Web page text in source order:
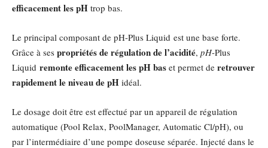
efficacement lespH trop bas.
Le principal composant de pH-Plus Liquid est une base forte.
Grâce à ses propriétés de régulation de l’acidité, pH-Plus
Liquid remonte efficacement les pHbas et permet de retrouver
rapidement le niveau de pH idéal.
Le dosage doit être est effectué par un appareil de régulation
automatique (Pool Relax, PoolManager, Automatic Cl/pH), ou
par l’intermédiaire d’une pompe doseuse séparée. Injecté dans le